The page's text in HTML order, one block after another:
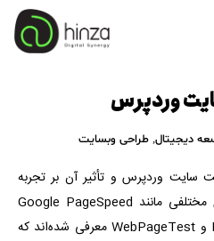
وردپرس
دیجیتال, طراحی وبسایت
سایت وردپرس و تأثیر آن بر تجربه
کاربری و سئو می‌پردازد. ابزارهای مختلفی مانند Google PageSpeed
Insights، GTmetrix، Pingdom و WebPageTest معرفی شده‌اند که